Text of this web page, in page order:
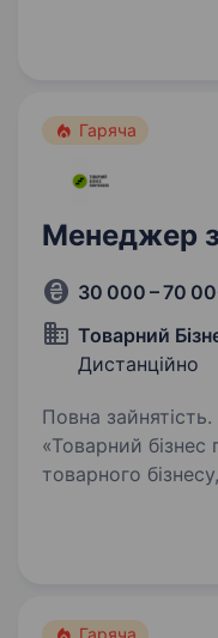
of their country of
Гаряча
Менеджер
30 000 – 70
Товарний
Дистанційно
Повна
«Товарний
товарного
Гаряча